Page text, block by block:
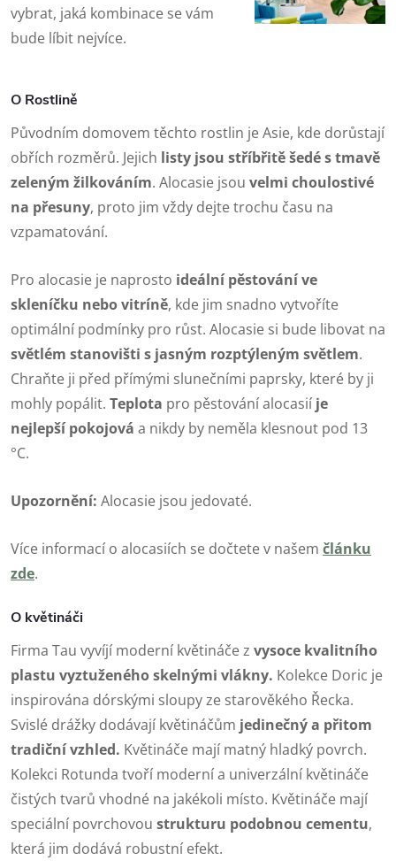
vybrat, jaká kombinace se vám
bude líbit nejvíce.
O Rostlině
Původním domovem těchto rostlin je Asie, kde dorůstají
obřích rozměrů. Jejich listy jsou stříbřitě šedé s tmavě
zeleným žilkováním. Alocasie jsou velmi choulostivé
na přesuny, proto jim vždy dejte trochu času na
vzpamatování.
Pro alocasie je naprosto ideální pěstování ve
skleníčku nebo vitríně, kde jim snadno vytvoříte
optimální podmínky pro růst. Alocasie si bude libovat na
světlém stanovišti s jasným rozptýleným světlem.
Chraňte ji před přímými slunečními paprsky, které by ji
mohly popálit. Teplota pro pěstování alocasií je
nejlepší pokojová a nikdy by neměla klesnout pod 13
°C.
Upozornění: Alocasie jsou jedovaté.
Více informací o alocasiích se dočtete v našem článku
zde.
O květináči
Firma Tau vyvíjí moderní květináče z vysoce kvalitního
plastu vyztuženého skelnými vlákny. Kolekce Doric je
inspirována dórskými sloupy ze starověkého Řecka.
Svislé drážky dodávají květináčům jedinečný a přitom
tradiční vzhled. Květináče mají matný hladký povrch.
Kolekci Rotunda tvoří moderní a univerzální květináče
čistých tvarů vhodné na jakékoli místo. Květináče mají
speciální povrchovou strukturu podobnou cementu,
která jim dodává robustní efekt.